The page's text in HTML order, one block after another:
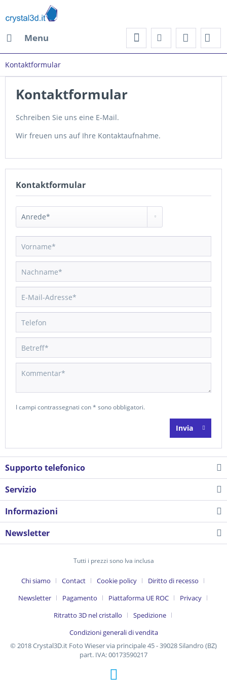
Menu
Kontaktformular
Kontaktformular
Schreiben Sie uns eine E-Mail.
Wir freuen uns auf Ihre Kontaktaufnahme.
Kontaktformular
I campi contrassegnati con * sono obbligatori.
Invia
Supporto telefonico
Servizio
Informazioni
Newsletter
Tutti i prezzi sono Iva inclusa
Chi siamo Contact Cookie policy
Diritto di recesso
Newsletter
Pagamento Piattaforma UE ROC
Privacy
Ritratto 3D nel cristallo
Spedizione
Condizioni generali di vendita
© 2018 Crystal3D.it Foto Wieser via principale 45 - 39028 Silandro (BZ)
part. IVA: 00173590217